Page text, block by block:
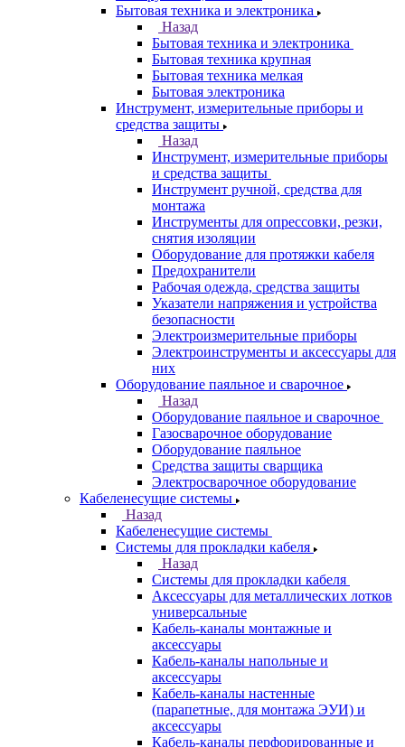
Бытовая техника и электроника
Назад
Бытовая техника и электроника
Бытовая техника крупная
Бытовая техника мелкая
Бытовая электроника
Инструмент, измерительные приборы и
средства защиты
Назад
Инструмент, измерительные приборы
и средства защиты
Инструмент ручной, средства для
монтажа
Инструменты для опрессовки, резки,
снятия изоляции
Оборудование для протяжки кабеля
Предохранители
Рабочая одежда, средства защиты
Указатели напряжения и устройства
безопасности
Электроизмерительные приборы
Электроинструменты и аксессуары для
них
Оборудование паяльное и сварочное
Назад
Оборудование паяльное и сварочное
Газосварочное оборудование
Оборудование паяльное
Средства защиты сварщика
Электросварочное оборудование
Кабеленесущие системы
Назад
Кабеленесущие системы
Системы для прокладки кабеля
Назад
Системы для прокладки кабеля
Аксессуары для металлических лотков
универсальные
Кабель-каналы монтажные и
аксессуары
Кабель-каналы напольные и
аксессуары
Кабель-каналы настенные
(парапетные, для монтажа ЭУИ) и
аксессуары
Кабель-каналы перфорированные и